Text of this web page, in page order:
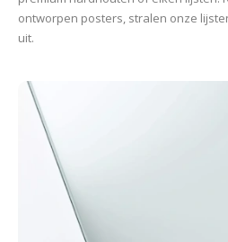
ontworpen posters, stralen onze
uit.